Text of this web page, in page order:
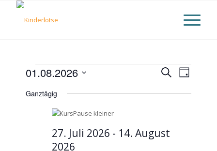
Veranstaltungen
für
August
Suche
SucheTag
01.08.2026
wählen.
Ganztägig
27. Juli 2026 - 14. August
2026